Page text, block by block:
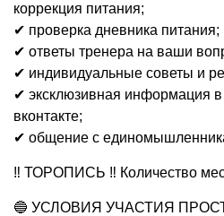
коррекция питания;
✔ проверка дневника питания;
✔ ответы тренера на ваши
✔ индивидуальные советы и
✔ эксклюзивная информация в
вконтакте;
✔ общение с
‼ ТОРОПИСЬ ‼ Количество
🔵 УСЛОВИЯ УЧАСТИЯ